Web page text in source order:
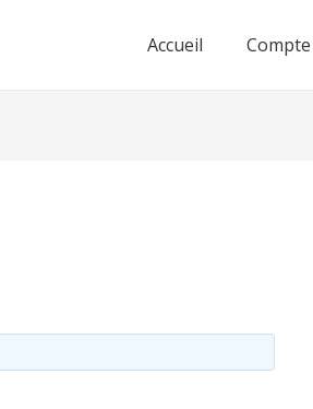
Accueil Compte